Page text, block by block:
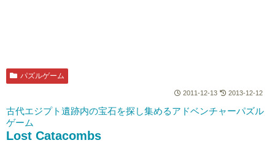
パズルゲーム
2011-12-13 2013-12-12
古代エジプト遺跡内の宝石を探し集めるアドベンチャーパズル
ゲーム
Lost Catacombs